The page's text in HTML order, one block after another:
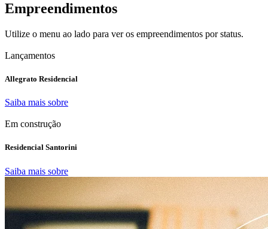
Empreendimentos
Utilize o menu ao lado para ver os empreendimentos por status.
Lançamentos
Allegrato Residencial
Saiba mais sobre
Em construção
Residencial Santorini
Saiba mais sobre